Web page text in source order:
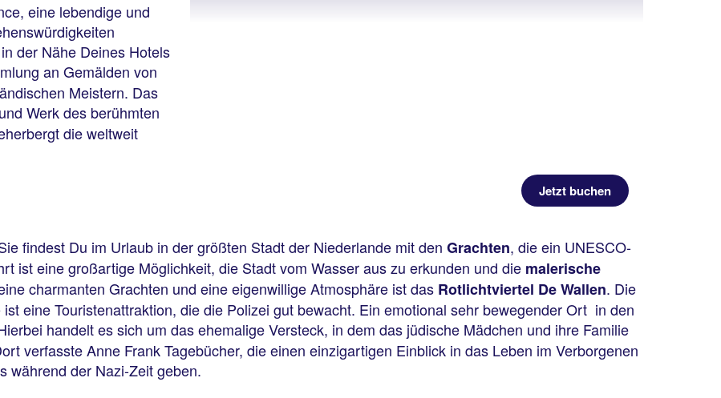
eine lebendige und
der Nähe Deines Hotels
an Gemälden von
Meistern. Das
Werk des berühmten
die weltweit
Jetzt buchen
findest Du im Urlaub in der größten Stadt der Niederlande mit den Grachten, die ein UNESCO-
ist eine großartige Möglichkeit, die Stadt vom Wasser aus zu erkunden und die malerische
charmanten Grachten und eine eigenwillige Atmosphäre ist das Rotlichtviertel De Wallen. Die
eine Touristenattraktion, die die Polizei gut bewacht. Ein emotional sehr bewegender Ort in den
handelt es sich um das ehemalige Versteck, in dem das jüdische Mädchen und ihre Familie
verfasste Anne Frank Tagebücher, die einen einzigartigen Einblick in das Leben im Verborgenen
während der Nazi-Zeit geben.